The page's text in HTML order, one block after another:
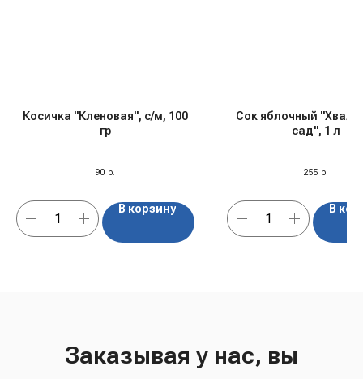
Косичка "Кленовая", с/м, 100
гр
90 р.
В корзину
Сок яблочный
сад", 1 л
255 р.
В
Заказывая у нас, вы